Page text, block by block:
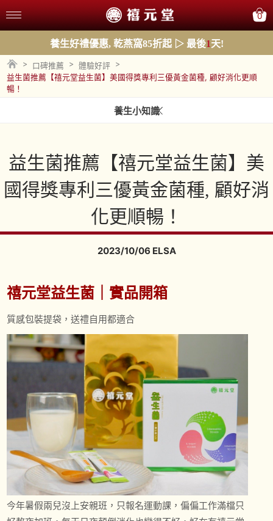
0
養生好禮優惠, 乾燕窩85折起 ▷ 最後1天!
> 口碑推薦 > 體驗好評 >
益生菌推薦【禧元堂益生菌】美國得獎專利三優黃金菌種, 顧好消化更順
暢！
養生小知識
益生菌推薦【禧元堂益生菌】美
國得獎專利三優黃金菌種, 顧好消
化更順暢！
2023/10/06 ELSA
禧元堂益生菌｜實品開箱
質感包裝提袋，送禮自用都適合
今年暑假兩兒沒上安親班，只報名運動課，偏偏工作滿檔只